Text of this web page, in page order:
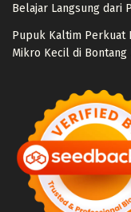
Belajar Langsung dari
Pupuk Kaltim Perkuat
Mikro Kecil di Bontang